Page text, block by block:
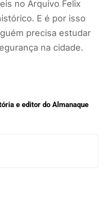
no Arquivo Felix
E é por isso
precisa estudar
na cidade.
e editor do Almanaque